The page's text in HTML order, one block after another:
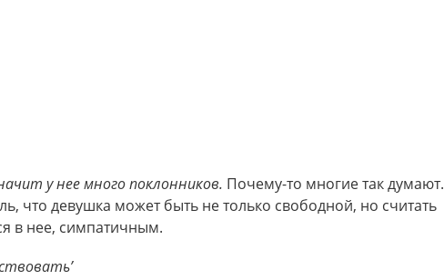
у нее много поклонников. Почему-то многие так думают.
что девушка может быть не только свободной, но считать
в нее, симпатичным.